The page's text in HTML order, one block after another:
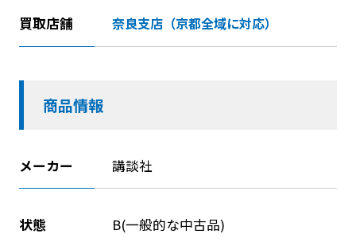
買取店舗 奈良支店（京都全域に対応）
商品情報
メーカー 講談社
状態 B(一般的な中古品)